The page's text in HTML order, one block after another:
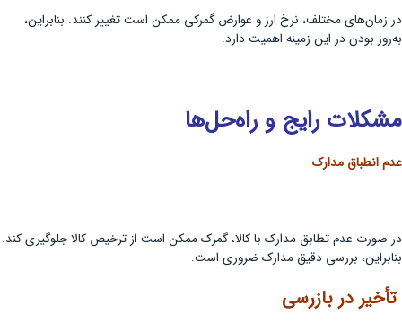
در زمان‌های مختلف، نرخ ارز و عوارض گمرکی ممکن است تغییر کنند. بنابراین،
به‌روز بودن در این زمینه اهمیت دارد.
مشکلات رایج و راه‌حل‌ها
عدم انطباق مدارک
در صورت عدم تطابق مدارک با کالا، گمرک ممکن است از ترخیص کالا جلوگیری کند.
بنابراین، بررسی دقیق مدارک ضروری است.
تأخیر در بازرسی